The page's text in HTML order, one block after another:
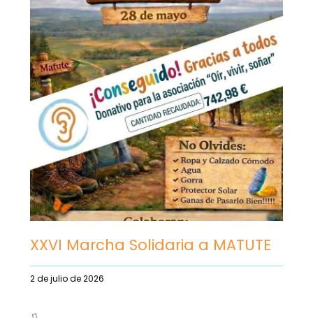
XXVI Marcha Solidaria a MATUTE
2 de julio de 2026